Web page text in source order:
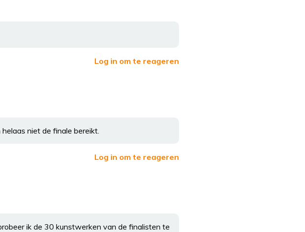
Log in om te reageren
niet de finale bereikt.
Log in om te reageren
ik de 30 kunstwerken van de finalisten te